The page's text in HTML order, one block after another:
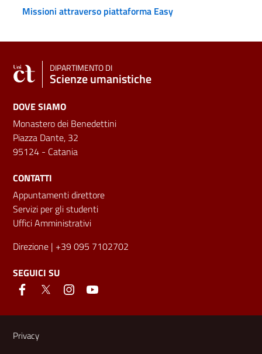
Missioni attraverso piattaforma Easy
DIPARTIMENTO DI
Scienze umanistiche
DOVE SIAMO
Monastero dei Benedettini
Piazza Dante, 32
95124 - Catania
CONTATTI
Appuntamenti direttore
Servizi per gli studenti
Uffici Amministrativi
Direzione | +39 095 7102702
SEGUICI SU
Link e informazioni utili
Privacy